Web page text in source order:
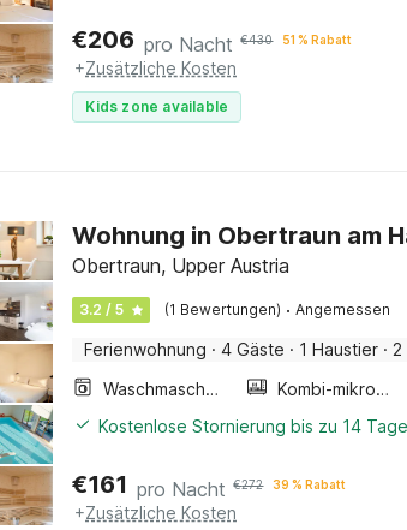
€206 pro Nacht €430 51 % Rabatt
+Zusätzliche Kosten
Kids zone available
Wohnung in Obertraun am
Obertraun, Upper Austria
3.2 / 5 (1 Bewertungen) · Angemessen
Ferienwohnung · 4 Gäste · 1 Haustier · 2
Waschmaschine
Kombi-mikrowelle
Kostenlose Stornierung bis zu 14
€161 pro Nacht €272 39 % Rabatt
+Zusätzliche Kosten